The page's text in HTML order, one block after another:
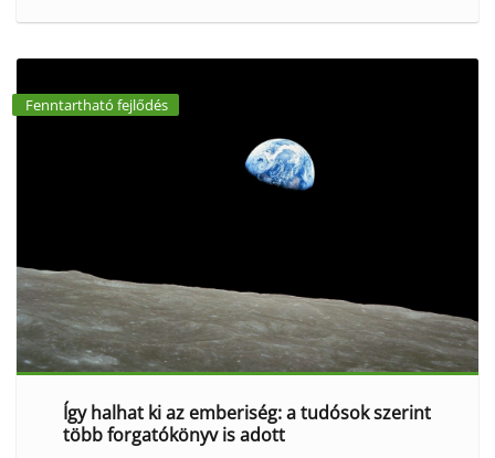
Fenntartható fejlődés
Így halhat ki az emberiség: a tudósok szerint
több forgatókönyv is adott